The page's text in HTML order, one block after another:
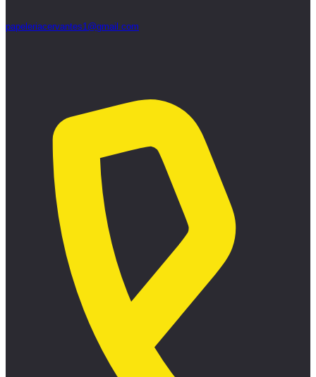
papeleriacervantes1@gmail.com